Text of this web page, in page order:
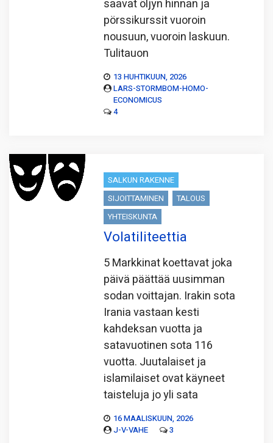
saavat öljyn hinnan ja
pörssikurssit vuoroin
nousuun, vuoroin laskuun.
Tulitauon
13 HUHTIKUUN, 2026
LARS-STORMBOM-HOMO-
ECONOMICUS
4
SALKUN RAKENNE
SIJOITTAMINEN
TALOUS
YHTEISKUNTA
Volatiliteettia
5 Markkinat koettavat joka
päivä päättää uusimman
sodan voittajan. Irakin sota
Irania vastaan kesti
kahdeksan vuotta ja
satavuotinen sota 116
vuotta. Juutalaiset ja
islamilaiset ovat käyneet
taisteluja jo yli sata
16 MAALISKUUN, 2026
J-V-VAHE
3